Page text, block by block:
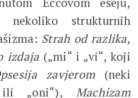
nekoliko strukturnih
Strah od razlika,
izdaja („mi“ i „vi“, koji
zavjerom (neki
ili „oni“), Machizam